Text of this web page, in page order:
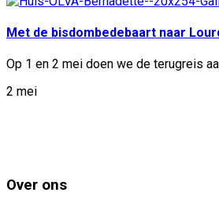
Met de bisdombedebaart naar
Op 1 en 2 mei doen we de terugreis
2 mei
Over ons